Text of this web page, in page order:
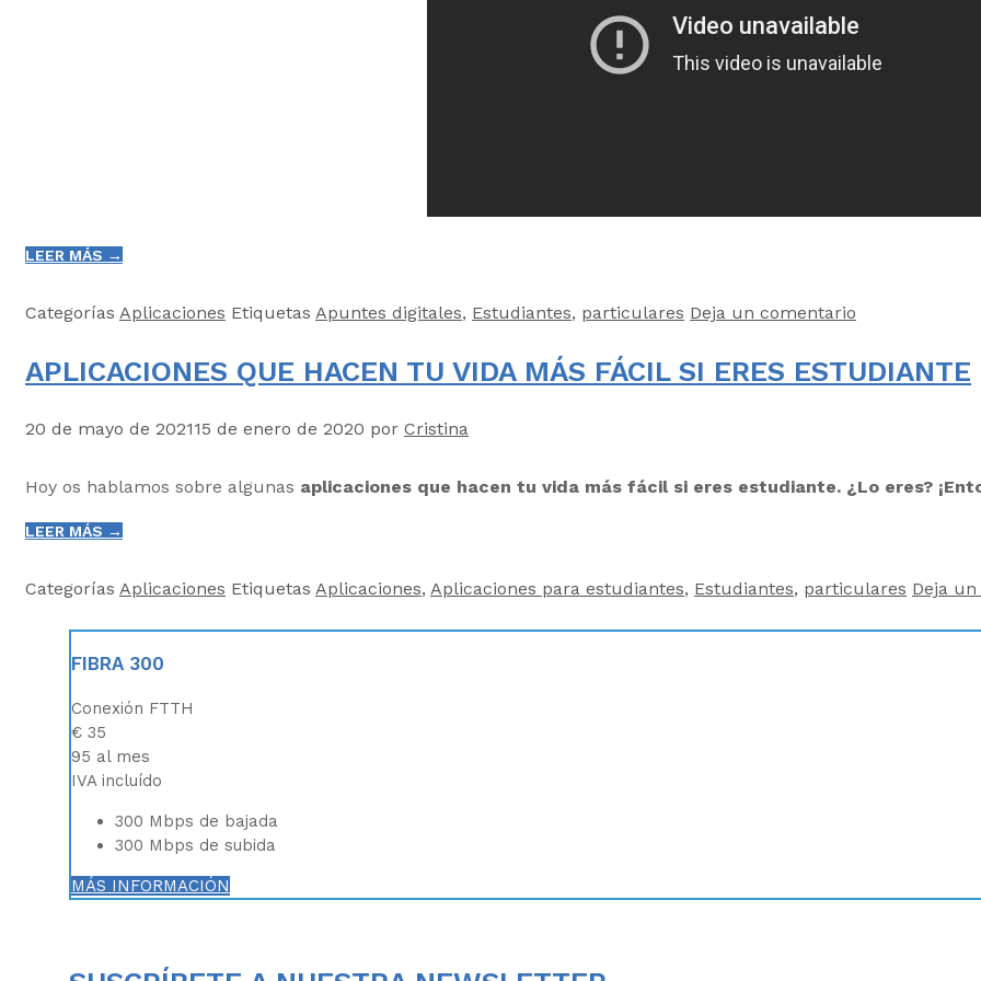
LEER MÁS →
Categorías Aplicaciones Etiquetas Apuntes digitales, Estudiantes, particulares Deja un comentario
APLICACIONES QUE HACEN TU VIDA MÁS FÁCIL SI ERES ESTUDIANTE
20 de mayo de 202115 de enero de 2020 por Cristina
Hoy os hablamos sobre algunas aplicaciones que hacen tu vida más fácil si eres estudiante. ¿Lo eres?
LEER MÁS →
Categorías Aplicaciones Etiquetas Aplicaciones, Aplicaciones para estudiantes, Estudiantes, particulares Deja
FIBRA 300
Conexión FTTH
€ 35
95 al mes
IVA incluído
300 Mbps de bajada
300 Mbps de subida
MÁS INFORMACIÓN